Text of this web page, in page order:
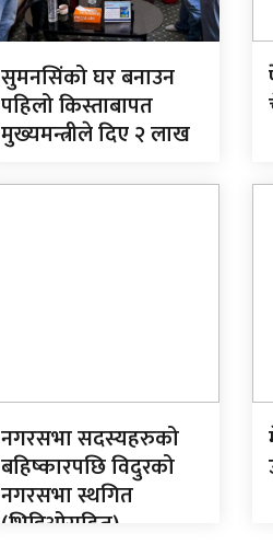
सुमनसिंको घर बनाउन
पहिलो किस्ताबापत
मुख्यमन्त्रीले दिए २ लाख
नगरसभा सदस्यहरुको
बहिष्कारपछि विदुरको
नगरसभा स्थगित
(भिडिओसहित)